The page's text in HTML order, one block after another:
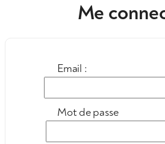
Me
Email :
Mot de passe